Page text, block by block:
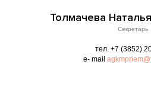
Толмачева
Секретарь
тел. +7 (3852)
e- mail